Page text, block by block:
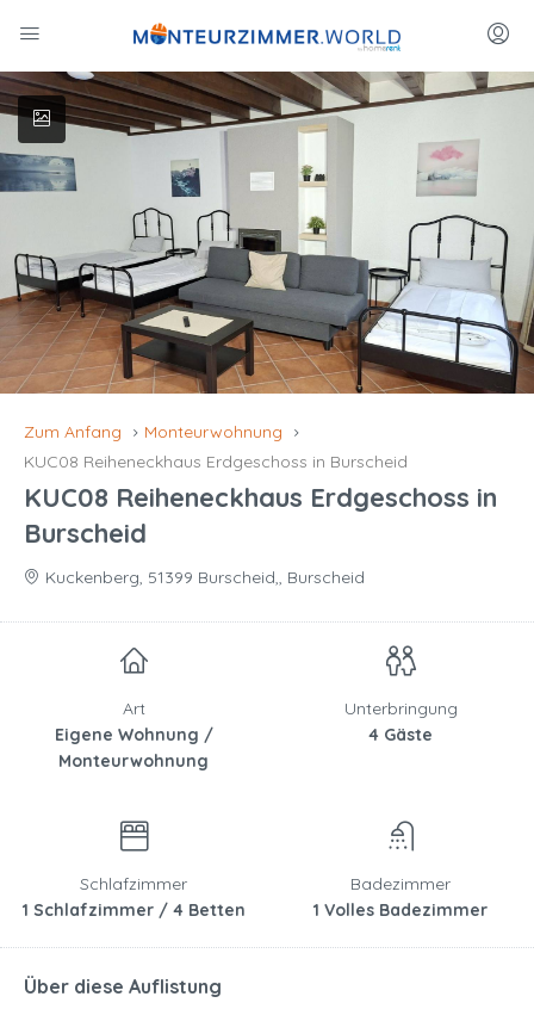
Zum Anfang
Monteurwohnung
KUC08 Reiheneckhaus Erdgeschoss in Burscheid
KUC08 Reiheneckhaus Erdgeschoss in
Burscheid
Kuckenberg, 51399 Burscheid,, Burscheid
Art
Eigene Wohnung /
Monteurwohnung
Unterbringung
4 Gäste
Schlafzimmer
1 Schlafzimmer / 4 Betten
Badezimmer
1 Volles Badezimmer
Über diese Auflistung